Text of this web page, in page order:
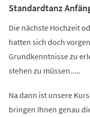
Standardtanz
Die nächste Hochzeit
hatten sich doch
Grundkenntnisse zu
stehen zu müssen.....
Na dann ist unsere
bringen Ihnen genau